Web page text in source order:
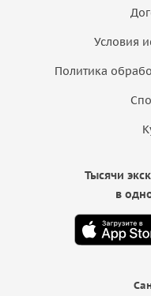
Условия
Политика
Тысячи
в